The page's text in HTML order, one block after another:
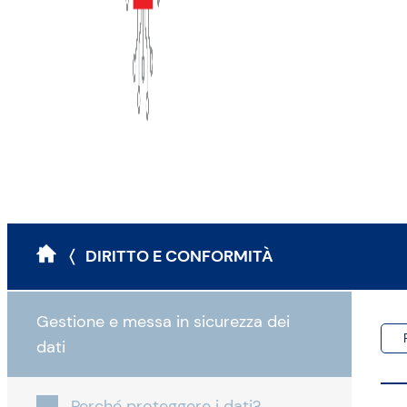
〈 DIRITTO E CONFORMITÀ
Gestione e messa in sicurezza dei
dati